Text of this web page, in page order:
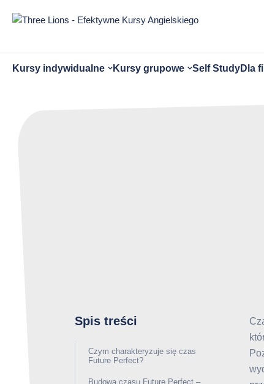
Kursy indywidualne
Otwórz
Kursy grupowe
Otwórz
Self StudyDla
Spis treści
Czym charakteryzuje się czas
Future Perfect?
Budowa czasu Future Perfect –